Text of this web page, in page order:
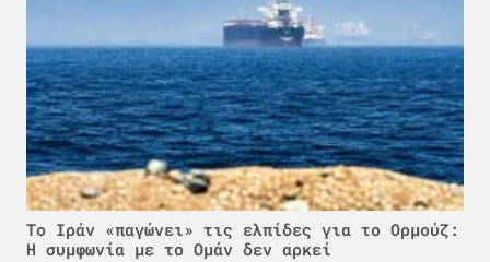
Το Ιράν «παγώνει» τις ελπίδες για το Ορμούζ:
Η συμφωνία με το Ομάν δεν αρκεί